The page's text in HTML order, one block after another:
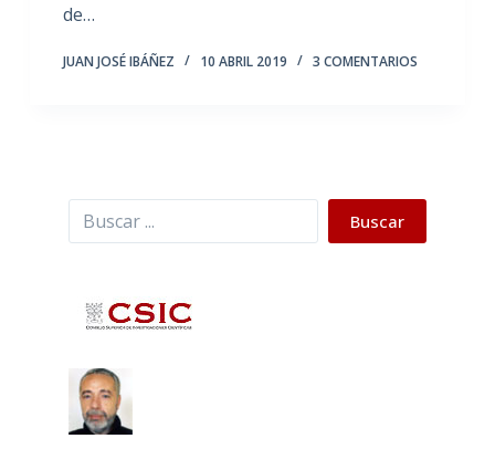
de…
JUAN JOSÉ IBÁÑEZ 10 ABRIL 2019 3 COMENTARIOS
Buscar Buscar